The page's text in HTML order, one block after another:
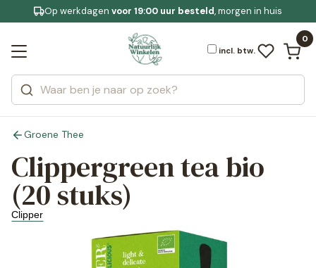
Gratis bezorging
Jouw bewuste leefstijl
Op werkdagenvoor 19:00 uur besteld, morgen in huis
incl. btw.
0
Zoeken
Categorieën
Merken
Bekijk alle resultaten
Groene Thee
Clippergreen tea bio
(20 stuks)
Clipper